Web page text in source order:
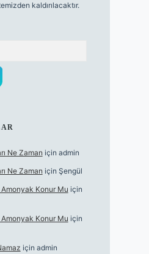
kaldırılacaktır.
Ne Zaman için admin
Ne Zaman için Şengül
Amonyak Konur Mu için
Amonyak Konur Mu için
için admin